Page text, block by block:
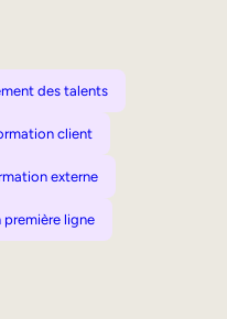
des talents
client
externe
première ligne